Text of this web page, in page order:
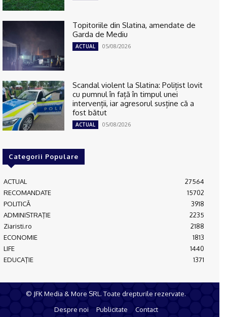
Topitoriile din Slatina, amendate de
Garda de Mediu
ACTUAL 05/08/2026
Scandal violent la Slatina: Polițist lovit
cu pumnul în față în timpul unei
intervenții, iar agresorul susține că a
fost bătut
ACTUAL 05/08/2026
Categorii Populare
ACTUAL
27564
RECOMANDATE
15702
POLITICĂ
3918
ADMINISTRAŢIE
2235
Ziaristi.ro
2188
ECONOMIE
1813
LIFE
1440
EDUCAŢIE
1371
© JFK Media & More SRL. Toate drepturile rezervate.
Despre noi
Publicitate Contact